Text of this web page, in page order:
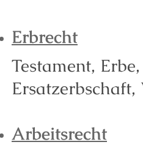
Erbrecht
Testament,
Arbeitsrecht